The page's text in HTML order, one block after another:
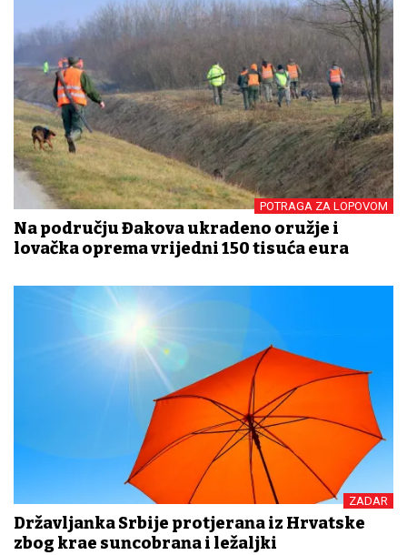
POTRAGA ZA LOPOVOM
Na području Đakova ukradeno oružje i
lovačka oprema vrijedni 150 tisuća eura
ZADAR
Državljanka Srbije protjerana iz Hrvatske
zbog krađe suncobrana i ležaljki